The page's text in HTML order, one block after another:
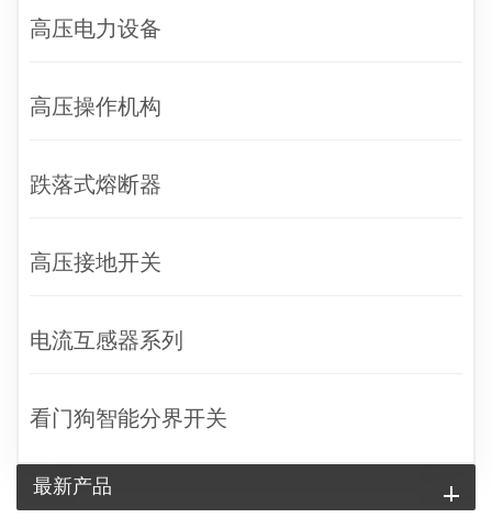
高压电力设备
高压操作机构
跌落式熔断器
高压接地开关
电流互感器系列
看门狗智能分界开关
最新产品